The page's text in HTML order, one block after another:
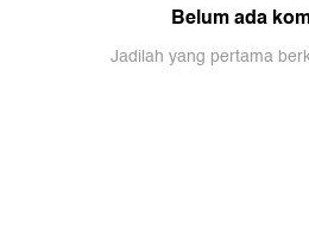
Belum ada
Jadilah yang pertama